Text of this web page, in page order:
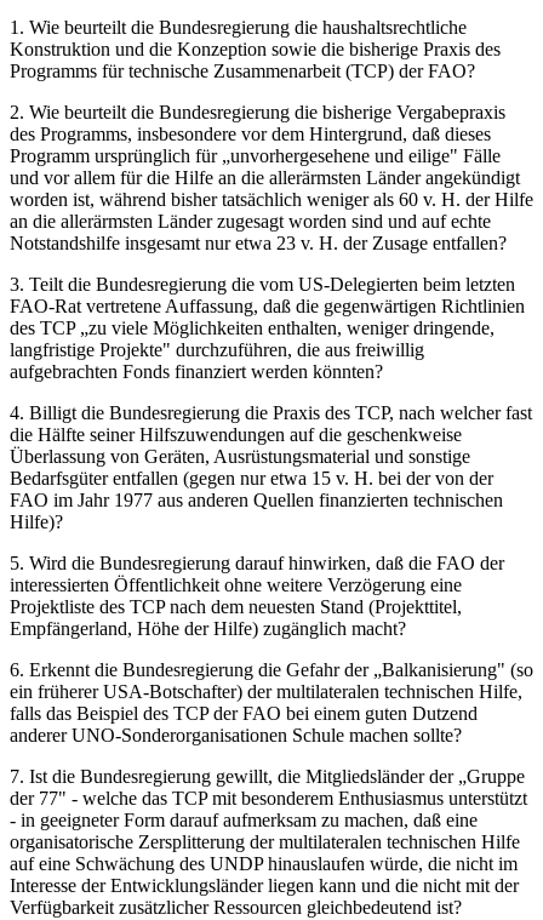
1. Wie beurteilt die Bundesregierung die haushaltsrechtliche
Konstruktion und die Konzeption sowie die bisherige Praxis des
Programms für technische Zusammenarbeit (TCP) der FAO?
2. Wie beurteilt die Bundesregierung die bisherige Vergabepraxis
des Programms, insbesondere vor dem Hintergrund, daß dieses
Programm ursprünglich für „unvorhergesehene und eilige" Fälle
und vor allem für die Hilfe an die allerärmsten Länder angekündigt
worden ist, während bisher tatsächlich weniger als 60 v. H. der Hilfe
an die allerärmsten Länder zugesagt worden sind und auf echte
Notstandshilfe insgesamt nur etwa 23 v. H. der Zusage entfallen?
3. Teilt die Bundesregierung die vom US-Delegierten beim letzten
FAO-Rat vertretene Auffassung, daß die gegenwärtigen Richtlinien
des TCP „zu viele Möglichkeiten enthalten, weniger dringende,
langfristige Projekte" durchzuführen, die aus freiwillig
aufgebrachten Fonds finanziert werden könnten?
4. Billigt die Bundesregierung die Praxis des TCP, nach welcher fast
die Hälfte seiner Hilfszuwendungen auf die geschenkweise
Überlassung von Geräten, Ausrüstungsmaterial und sonstige
Bedarfsgüter entfallen (gegen nur etwa 15 v. H. bei der von der
FAO im Jahr 1977 aus anderen Quellen finanzierten technischen
Hilfe)?
5. Wird die Bundesregierung darauf hinwirken, daß die FAO der
interessierten Öffentlichkeit ohne weitere Verzögerung eine
Projektliste des TCP nach dem neuesten Stand (Projekttitel,
Empfängerland, Höhe der Hilfe) zugänglich macht?
6. Erkennt die Bundesregierung die Gefahr der „Balkanisierung" (so
ein früherer USA-Botschafter) der multilateralen technischen Hilfe,
falls das Beispiel des TCP der FAO bei einem guten Dutzend
anderer UNO-Sonderorganisationen Schule machen sollte?
7. Ist die Bundesregierung gewillt, die Mitgliedsländer der „Gruppe
der 77" - welche das TCP mit besonderem Enthusiasmus unterstützt
- in geeigneter Form darauf aufmerksam zu machen, daß eine
organisatorische Zersplitterung der multilateralen technischen Hilfe
auf eine Schwächung des UNDP hinauslaufen würde, die nicht im
Interesse der Entwicklungsländer liegen kann und die nicht mit der
Verfügbarkeit zusätzlicher Ressourcen gleichbedeutend ist?